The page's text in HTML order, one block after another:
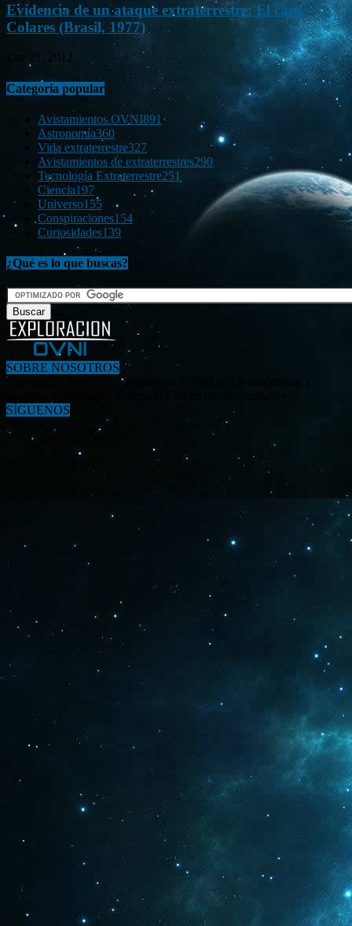
Evidencia de un ataque extraterrestre: El caso
Colares (Brasil, 1977)
Ene 21, 2012
Categoría popular
Avistamientos OVNI891
Astronomía360
Vida extraterrestre327
Avistamientos de extraterrestres290
Tecnología Extraterrestre251
Ciencia197
Universo155
Conspiraciones154
Curiosidades139
¿Qué es lo que buscas?
SOBRE NOSOTROS
«Investigar, descubrir y difundir la verdad de los fenómenos y
SÍGUENOS